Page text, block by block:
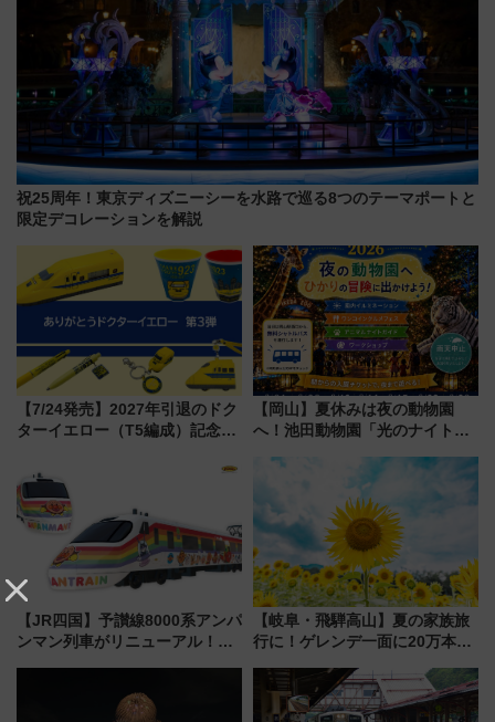
祝25周年！東京ディズニーシーを水路で巡る8つのテーマポートと
限定デコレーションを解説
【7/24発売】2027年引退のドク
ターイエロー（T5編成）記念グ
送の目覚まし時計など通販・販
売店舗まとめ
【岡山】夏休みは夜の動物園
へ！池田動物園「光のナイトズ
な夜
【JR四国】予讃線8000系アンパ
ンマン列車がリニューアル！内
【岐阜・飛騨高山】夏の家族旅
行に！ゲレンデ一面に20万本の
アひまわり園」開園